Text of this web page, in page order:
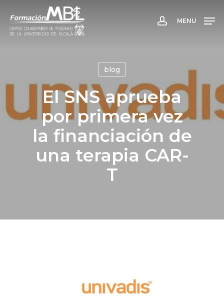
main
account
MENU
blog
El SNS aprueba
por primera vez
la financiación de
una terapia CAR-
T